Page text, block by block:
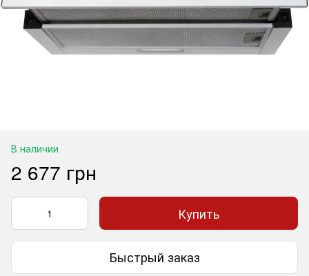
В наличии
2 677 грн
Купить
Быстрый заказ